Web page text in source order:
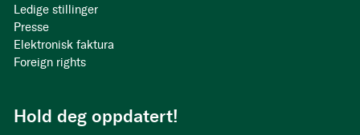
Ledige stillinger
Presse
Elektronisk faktura
Foreign rights
Hold deg oppdatert!